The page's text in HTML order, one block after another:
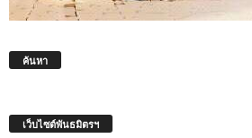
ค้นหา
เว็บไซต์พันธมิตรฯ